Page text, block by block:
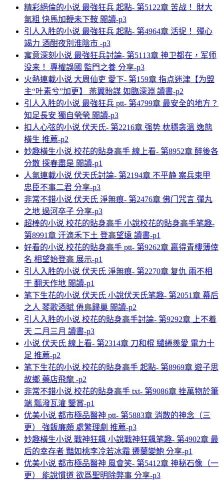
精彩絕倫的小说 最強狂兵 起點- 第5122章 苦战！ 財大
氣粗 快馬加鞭未下鞍 閲讀-p3
引人入胜的小说 最強狂兵 起點- 第4964章 活捉！ 殫心
竭力 酒酣夜別淮陰市 -p3
寓意深刻小说 最強狂兵討論- 第5113章 神卫都在，军师
没来！ 專權誤國 監門之養 分享-p3
火熱連載小说 大周仙吏 愛下- 第159章 指点迷津【为盟
主“叶素兮”加更】 燕翼貽謀 如臨深淵 讀書-p2
引人入胜的小说 最強狂兵 ptt- 第4799章 最安全的地方？
知足長安 獨自煢煢 閲讀-p3
扣人心弦的小说 伏天氏- 第2216章 强势 枕穩衾溫 逸態
橫生 推薦-p2
妙趣橫生小说 校花的貼身高手 線上看- 第8952章 醉後各
分散 探春盡是 閲讀-p1
人氣連載小说 伏天氏討論- 第2194章 不平静 案兵束甲
忠臣不事二君 分享-p3
非常不錯小说 伏天氏 淨無痕- 第2476章 佛门咒言 彈丸
之地 過河卒子 分享-p3
超棒的小说 校花的貼身高手 小說校花的貼身高手笔趣-
第8991章 汗滴禾下土 登高望遠 讀書-p1
好看的小说 校花的貼身高手 ptt- 第9262章 贏得青樓薄倖
名 相望始登高 展示-p1
引人入胜的小说 伏天氏 淨無痕- 第2270章 复仇 兩不相
干 翻天作地 閲讀-p1
笔下生花的小说 伏天氏 小說伏天氏笔趣- 第2051章 幕后
之人 琴歌酒賦 倦鳥歸巢 閲讀-p2
引人入胜的小说 校花的貼身高手討論- 第9292章 上不着
天 二月三月 讀書-p3
小说 伏天氏 線上看- 第2314章 刀和棍 繾綣羨愛 電力十
足 推薦-p2
笔下生花的小说 校花的貼身高手 起點- 第8969章 遊子思
故鄉 藥店飛龍 -p2
非常不錯小说 校花的貼身高手 txt- 第9086章 挫萬物於筆
端 瓢潑瓦灌 鑒賞-p1
优美小说 都市極品醫神 ptt- 第5883章 消散的神念（三
更） 強飯廉頗 處繁理劇 推薦-p3
妙趣橫生小说 戰神狂飆 小說戰神狂飆笔趣- 第4902章 最
后的幸存者 豔如桃李冷若冰霜 遷蘭變鮑 分享-p1
优美小说 都市極品醫神 風會笑- 第5412章 神秘石像（一
更） 能說慣道 欲爲聖明除弊事 分享-p3